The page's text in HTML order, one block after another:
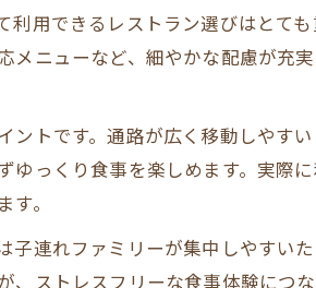
家族旅行で狙う
穴場レストラン
混雑しやすいレ
周辺で楽しむ子連れ
子連れにうれし
利用できるレストラン選びはとて
メニューなど、細やかな配慮が充
ントです。通路が広く移動しや
ゆっくり食事を楽しめます。実際
。
子連れファミリーが集中しやすい
ストレスフリーな食事体験につな